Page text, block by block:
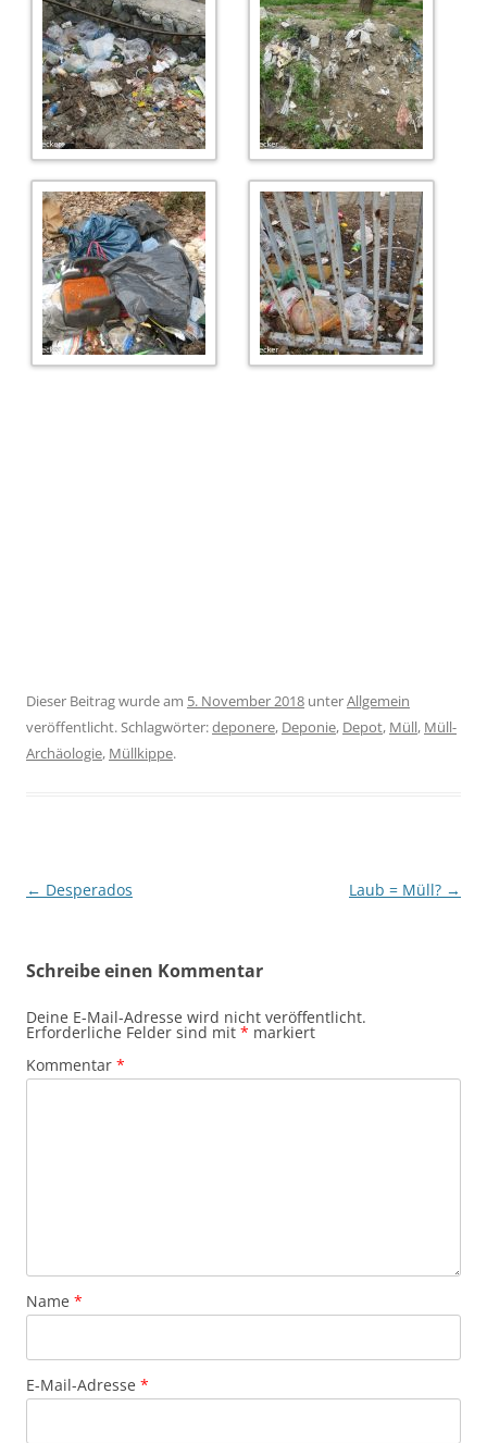
Dieser Beitrag wurde am 5. November 2018 unterAllgemein
veröffentlicht. Schlagwörter:deponere, Deponie, Depot, Müll, Müll-
Archäologie, Müllkippe.
Beitragsnavigation
← Desperados Laub = Müll? →
Schreibe einen Kommentar
Deine E-Mail-Adresse wird nicht veröffentlicht.
Erforderliche Felder sind mit * markiert
Kommentar *
Name *
E-Mail-Adresse *